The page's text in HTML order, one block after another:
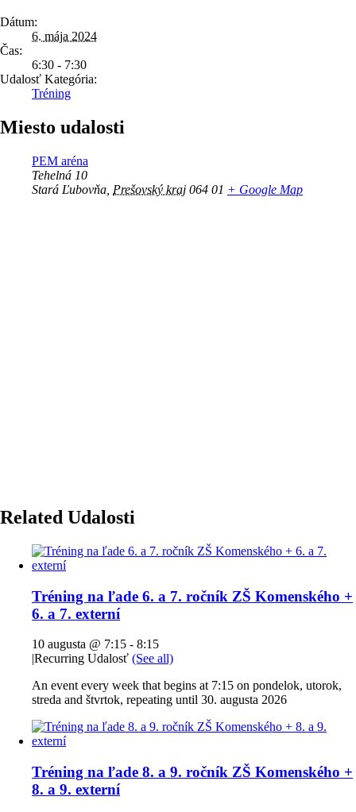
Dátum:
6. mája 2024
Čas:
6:30 - 7:30
Udalosť Kategória:
Tréning
Miesto udalosti
PEM aréna
Tehelná 10
Stará Ľubovňa Prešovský kraj 064 01 + Google Map
Related Udalosti
Tréning na ľade 6. a 7. ročník ZŠ Komenského +
6. a 7. externí
10 augusta @ 7:15 - 8:15
|Recurring Udalosť (See all)
An event every week that begins at 7:15 on pondelok, utorok,
streda and štvrtok, repeating until 30. augusta 2026
Tréning na ľade 8. a 9. ročník ZŠ Komenského +
8. a 9. externí